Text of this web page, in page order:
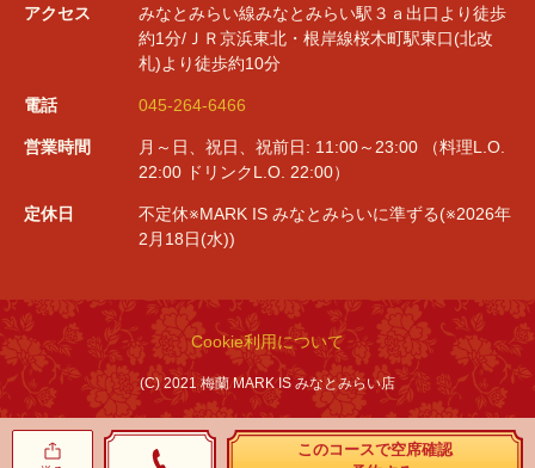
アクセス
みなとみらい線みなとみらい駅３ａ出口より徒歩
約1分/ＪＲ京浜東北・根岸線桜木町駅東口(北改
札)より徒歩約10分
電話 045-264-6466
営業時間
月～日、祝日、祝前日: 11:00～23:00 （料理L.O.
22:00 ドリンクL.O. 22:00）
定休日
不定休※MARK IS みなとみらいに準ずる(※2026年
2月18日(水))
Cookie利用について
(C) 2021 梅蘭 MARK IS みなとみらい店
このコースで空席確認